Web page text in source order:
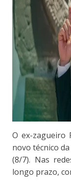
O ex-zagueiro
novo técnico
(8/7). Nas
longo prazo,